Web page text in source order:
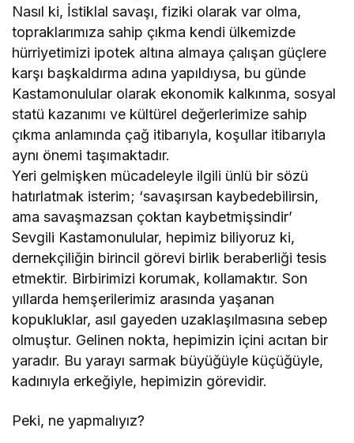
Nasıl ki, İstiklal savaşı, fiziki olarak var olma,
topraklarımıza sahip çıkma kendi ülkemizde
hürriyetimizi ipotek altına almaya çalışan güçlere
karşı başkaldırma adına yapıldıysa, bu günde
Kastamonulular olarak ekonomik kalkınma, sosyal
statü kazanımı ve kültürel değerlerimize sahip
çıkma anlamında çağ itibarıyla, koşullar itibarıyla
aynı önemi taşımaktadır.
Yeri gelmişken mücadeleyle ilgili ünlü bir sözü
hatırlatmak isterim; ‘savaşırsan kaybedebilirsin,
ama savaşmazsan çoktan kaybetmişsindir’
Sevgili Kastamonulular, hepimiz biliyoruz ki,
dernekçiliğin birincil görevi birlik beraberliği tesis
etmektir. Birbirimizi korumak, kollamaktır. Son
yıllarda hemşerilerimiz arasında yaşanan
kopukluklar, asıl gayeden uzaklaşılmasına sebep
olmuştur. Gelinen nokta, hepimizin içini acıtan bir
yaradır. Bu yarayı sarmak büyüğüyle küçüğüyle,
kadınıyla erkeğiyle, hepimizin görevidir.
Peki, ne yapmalıyız?